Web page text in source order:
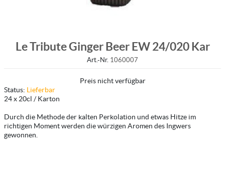
Le Tribute Ginger Beer EW 24/020 Kar
Art.-Nr. 1060007
Preis nicht verfügbar
Status: Lieferbar
24 x 20cl / Karton
Durch die Methode der kalten Perkolation und etwas Hitze im
richtigen Moment werden die würzigen Aromen des Ingwers
gewonnen.